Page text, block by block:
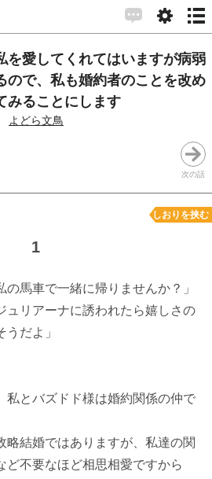
を愛してくれてはいますが病弱
ので、私も婚約者のことを改め
みることにします
よどら文鳥
次の話
しおりを挟む
1
の馬車で一緒に帰りませんか？」
ュリアーナに誘われたら嬉しさの
だよ」
とバズドド様は婚約関係の仲で
結婚ではありますが、私達の関
ど不要なほど相思相愛ですから